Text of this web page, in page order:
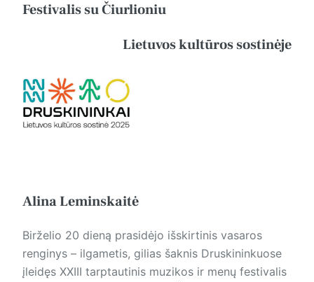
Festivalis su Čiurlioniu
Lietuvos kultūros sostinėje
Alina Leminskaitė
Birželio 20 dieną prasidėjo išskirtinis vasaros
renginys – ilgametis, gilias šaknis Druskininkuose
įleidęs XXIII tarptautinis muzikos ir menų festivalis